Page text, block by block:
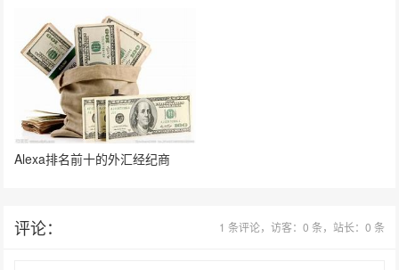
Alexa排名前十的外汇经纪商
评论： 1 条评论，访客：0 条，站长：0 条